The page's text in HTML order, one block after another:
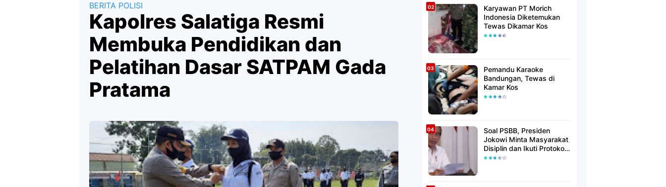
BERITA POLISI
Kapolres Salatiga Resmi
Membuka Pendidikan dan
Pelatihan Dasar SATPAM Gada
Pratama
Karyawan PT Morich
Indonesia Diketemukan
Tewas Dikamar Kos
Pemandu Karaoke
Bandungan, Tewas di
Kamar Kos
Soal PSBB, Presiden
Jokowi Minta Masyarakat
Disiplin dan Ikuti Protokol
Kesehatan